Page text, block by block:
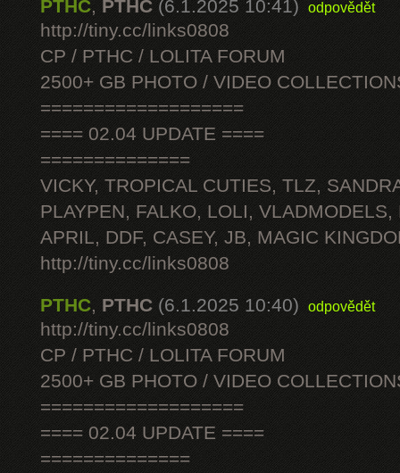
PTHC, PTHC (6.1.2025 10:41) odpovědět
http://tiny.cc/links0808
CP / PTHC / LOLITA FORUM
2500+ GB PHOTO / VIDEO
===================
==== 02.04 UPDATE ====
==============
VICKY, TROPICAL CUTIES, TLZ,
PLAYPEN, FALKO, LOLI, VLADMODELS,
APRIL, DDF, CASEY, JB, MAGIC
http://tiny.cc/links0808
PTHC, PTHC (6.1.2025 10:40) odpovědět
http://tiny.cc/links0808
CP / PTHC / LOLITA FORUM
2500+ GB PHOTO / VIDEO
===================
==== 02.04 UPDATE ====
==============